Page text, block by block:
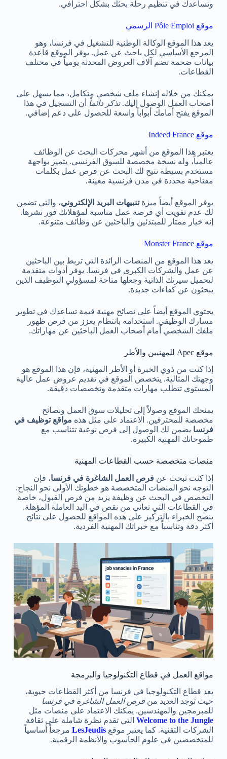
وتساعدك في تنظيم رحلة بحثك بشكل احترافي.
موقع Pôle Emploi الرسمي
يعد هذا الموقع الوكالة الوطنية للتشغيل في فرنسا، وهو
المرجع الأساسي لكل باحث عن عمل. يوفر الموقع قاعدة
بيانات ضخمة تضم آلاف العروض المحدثة يومياً في مختلف
القطاعات.
يمكنك من خلاله إنشاء ملف شخصي متكامل، مما يسهل على
أصحاب العمل الوصول إليك.تذكر دائماً
أن التسجيل في هذا
الموقع يفتح أمامك أبواباً واسعة للحصول على دعم إضافي.
موقع Indeed France
يعتبر هذا الموقع من أشهر محركات البحث عن الوظائف
عالمياً، وله نسخة مخصصة للسوق الفرنسي. يتميز بواجهة
مستخدم بسيطة تتيح لك البحث عن فرص عمل بكلمات
مفتاحية محددة في مدن فرنسية معينة.
يوفر الموقع أيضاً ميزةتنبيهات البريد الإلكتروني، والتي تضمن
لك عدم تفويت أي فرصة عمل مناسبة لمؤهلاتك فور نشرها.
إنه خيار ممتاز للمبتدئين والباحثين عن وظائف متنوعة.
موقع Monster France
يعد هذا الموقع من المنصات الرائدة التي تربط بين الباحثين
عن عمل والشركات الكبرى في فرنسا. يوفر أدوات متقدمة
لتحميل سيرتك الذاتية وجعلها متاحة لمسؤولي التوظيف الذين
يبحثون عن كفاءات جديدة.
يحتوي الموقع أيضاً على نصائح مهنية قيمة تساعدك في تطوير
مسارك الوظيفي. استخدامه بانتظام يعزز من فرص ظهور
ملفك الشخصي أمام أصحاب العمل الباحثين عن مهاراتك.
موقع Apec للمهنيين والأطر
إذا كنت من ذوي الخبرة أو الأطر المهنية، فإن هذا الموقع هو
وجهتك المثالية. يتخصص الموقع في تقديم عروض عمل عالية
المستوى تتطلب مهارات متقدمة وتخصصات دقيقة.
يمنحك الموقع وصولاً إلى تحليلات سوق العمل ونصائح
مخصصة للمحترفين. الاعتماد على مثل هذه مواقع توظيف في
فرنسا يضمن لك الوصول إلى فرص نوعية تتناسب مع
طموحاتك المهنية الكبيرة.
منصات متخصصة حسب القطاعات المهنية
إذا كنت تبحث عن فرص العمل الشاغرة في فرنسا، فإن
التوجه نحو المنصات المتخصصة هو خطوتك الأولى نحو النجاح.
التخصص في البحث عن وظيفة يزيد من فرص القبول، خاصة
في القطاعات التي تعاني من نقص في اليد العاملة المؤهلة.
ينصح الخبراء بالتركيز على هذه المواقع للحصول على نتائج
أكثر دقة وتناسباً مع خبراتك المهنية الفردية.
مواقع العمل في قطاع التكنولوجيا والبرمجة
يعد قطاع التكنولوجيا في فرنسا من أكثر القطاعات حيوية،
حيث توجد العديد من فرص العمل الشاغرة في فرنسا
للمبرمجين والمهندسين. يمكنك الاعتماد على منصات مثل
Welcome to the Jungleالتي تقدم نظرة شاملة على ثقافة
الشركات التقنية. كما يعتبر موقع LesJeudisمرجعاً أساسياً
للمتخصصين في علوم الحاسوب والأنظمة الرقمية.